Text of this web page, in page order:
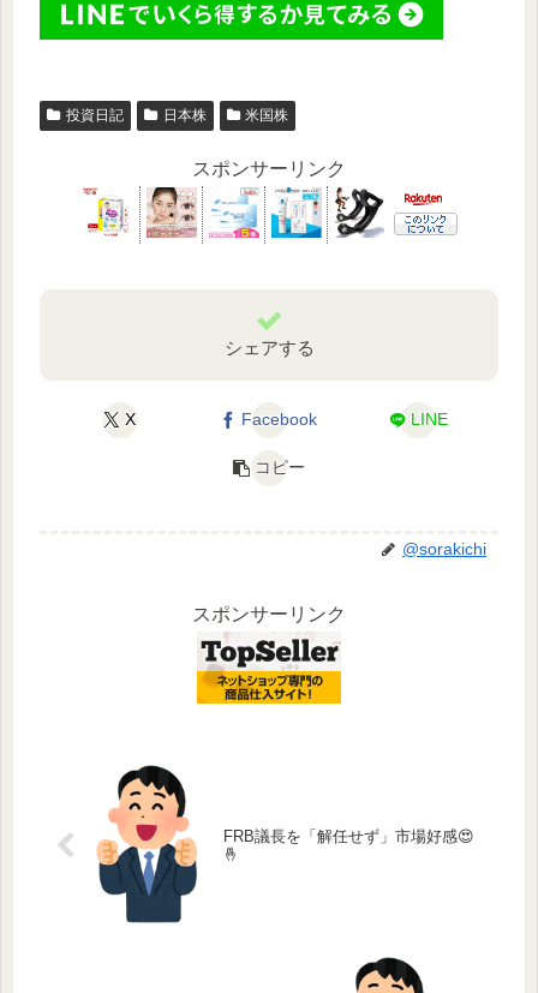
投資日記 日本株 米国株
スポンサーリンク
シェアする
X Facebook LINE
コピー
@sorakichi
スポンサーリンク
FRB議長を「解任せず」市場好感😍
🤞